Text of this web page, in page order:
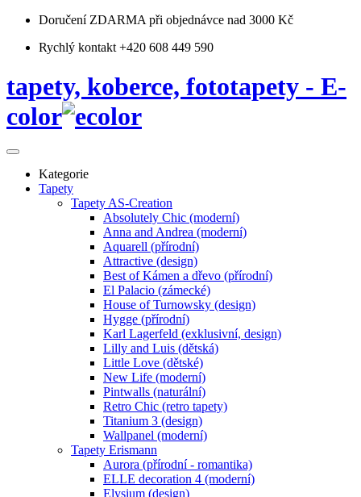
Doručení ZDARMA při objednávce nad 3000 Kč
Rychlý kontakt +420 608 449 590
tapety, koberce, fototapety - E-
color
Kategorie
Tapety
Tapety AS-Creation
Absolutely Chic (moderní)
Anna and Andrea (moderní)
Aquarell (přírodní)
Attractive (design)
Best of Kámen a dřevo (přírodní)
El Palacio (zámecké)
House of Turnowsky (design)
Hygge (přírodní)
Karl Lagerfeld (exklusivní, design)
Lilly and Luis (dětská)
Little Love (dětské)
New Life (moderní)
Pintwalls (naturální)
Retro Chic (retro tapety)
Titanium 3 (design)
Wallpanel (moderní)
Tapety Erismann
Aurora (přírodní - romantika)
ELLE decoration 4 (moderní)
Elysium (design)